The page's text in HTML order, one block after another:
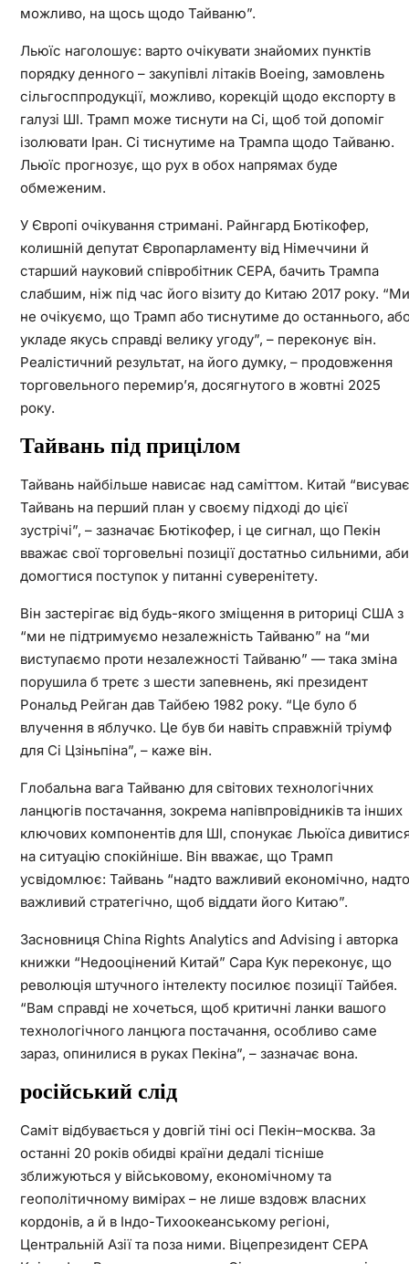
можливо, на щось щодо Тайваню”.
Льюїс наголошує: варто очікувати знайомих пунктів
порядку денного – закупівлі літаків Boeing, замовлень
сільгосппродукції, можливо, корекцій щодо експорту в
галузі ШІ. Трамп може тиснути на Сі, щоб той допоміг
ізолювати Іран. Сі тиснутиме на Трампа щодо Тайваню.
Льюїс прогнозує, що рух в обох напрямах буде
обмеженим.
У Європі очікування стримані. Райнгард Бютікофер,
колишній депутат Європарламенту від Німеччини й
старший науковий співробітник CEPA, бачить Трампа
слабшим, ніж під час його візиту до Китаю 2017 року. “Ми
не очікуємо, що Трамп або тиснутиме до останнього,
укладе якусь справді велику угоду”, – переконує він.
Реалістичний результат, на його думку, – продовження
торговельного перемир’я, досягнутого в жовтні 2025
року.
Тайвань під прицілом
Тайвань найбільше нависає над саміттом. Китай “висуває
Тайвань на перший план у своєму підході до цієї
зустрічі”, – зазначає Бютікофер, і це сигнал, що Пекін
вважає свої торговельні позиції достатньо сильними, аби
домогтися поступок у питанні суверенітету.
Він застерігає від будь-якого зміщення в риториці США з
“ми не підтримуємо незалежність Тайваню” на “ми
виступаємо проти незалежності Тайваню” — така зміна
порушила б третє з шести запевнень, які президент
Рональд Рейган дав Тайбею 1982 року. “Це було б
влучення в яблучко. Це був би навіть справжній тріумф
для Сі Цзіньпіна”, – каже він.
Глобальна вага Тайваню для світових технологічних
ланцюгів постачання, зокрема напівпровідників та інших
ключових компонентів для ШІ, спонукає Льюїса
на ситуацію спокійніше. Він вважає, що Трамп
усвідомлює: Тайвань “надто важливий економічно, надто
важливий стратегічно, щоб віддати його Китаю”.
Засновниця China Rights Analytics and Advising і авторка
книжки “Недооцінений Китай” Сара Кук переконує, що
революція штучного інтелекту посилює позиції Тайбея.
“Вам справді не хочеться, щоб критичні ланки вашого
технологічного ланцюга постачання, особливо саме
зараз, опинилися в руках Пекіна”, – зазначає вона.
російський слід
Саміт відбувається у довгій тіні осі Пекін–москва. За
останні 20 років обидві країни дедалі тісніше
зближуються у військовому, економічному та
геополітичному вимірах – не лише вздовж власних
кордонів, а й в Індо-Тихоокеанському регіоні,
Центральній Азії та поза ними. Віцепрезидент CEPA